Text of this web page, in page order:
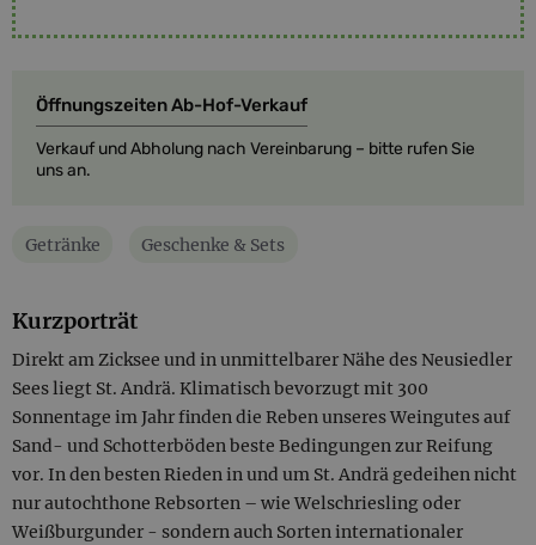
Öffnungszeiten Ab-Hof-Verkauf
Verkauf und Abholung nach Vereinbarung – bitte rufen Sie
uns an.
Getränke Geschenke & Sets
Kurzporträt
Direkt am Zicksee und in unmittelbarer Nähe des Neusiedler
Sees liegt St. Andrä. Klimatisch bevorzugt mit 300
Sonnentage im Jahr finden die Reben unseres Weingutes auf
Sand- und Schotterböden beste Bedingungen zur Reifung
vor. In den besten Rieden in und um St. Andrä gedeihen nicht
nur autochthone Rebsorten – wie Welschriesling oder
Weißburgunder - sondern auch Sorten internationaler